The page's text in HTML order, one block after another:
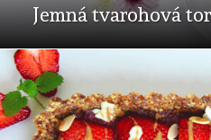
Jemná tvarohová